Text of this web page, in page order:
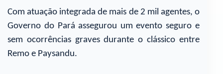
Com atuação integrada de mais de 2 mil agentes, o
Governo do Pará assegurou um evento seguro e
sem ocorrências graves durante o clássico entre
Remo e Paysandu.